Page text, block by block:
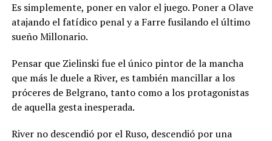
Es simplemente, poner en valor el juego. Poner a Olave
atajando el fatídico penal y a Farre fusilando el último
sueño Millonario.
Pensar que Zielinski fue el único pintor de la mancha
que más le duele a River, es también mancillar a los
próceres de Belgrano, tanto como a los protagonistas
de aquella gesta inesperada.
River no descendió por el Ruso, descendió por una